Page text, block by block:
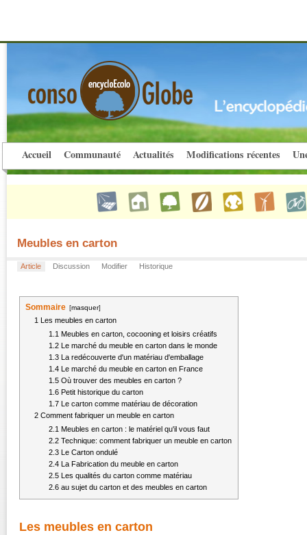
Accueil Communauté Actualités Modifications récentes
Meubles en carton
Article Discussion Modifier Historique
Sommaire [masquer]
1 Les meubles en carton
1.1 Meubles en carton, cocooning et loisirs créatifs
1.2 Le marché du meuble en carton dans le monde
1.3 La redécouverte d'un matériau d'emballage
1.4 Le marché du meuble en carton en France
1.5 Où trouver des meubles en carton ?
1.6 Petit historique du carton
1.7
Le carton comme matériau de décoration
2 Comment fabriquer un meuble en carton
2.1 Meubles en carton : le matériel qu'il vous faut
2.2 Technique: comment fabriquer un meuble en carton
2.3 Le Carton ondulé
2.4 La Fabrication du meuble en carton
2.5 Les qualités du carton comme matériau
2.6 au sujet du carton et des meubles en carton
Les meubles en carton